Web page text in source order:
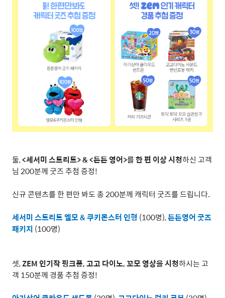
둘,<세서미 스트리트> & <튼튼 영어>를 한 편 이상 시청하신 고객
님 200분께 굿즈 추첨 증정!
신규 콘텐츠를 한 편만 봐도 총200분께 캐릭터 굿즈를 드립니다.
세서미 스트리트 엘모&쿠키몬스터 인형 (100명),튼튼영어 굿즈
패키지 (100명)
셋,ZEM인기작 핑크퐁,고고 다이노,꼬모 영상을 시청하시는 고
객 150분께 경품 추첨 증정!